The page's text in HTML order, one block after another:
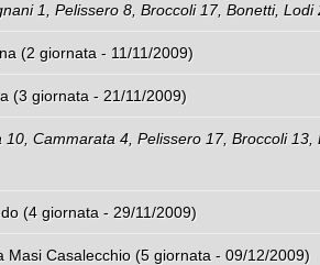
1, Pelissero 8, Broccoli 17, Bonetti,
(2 giornata - 11/11/2009)
(3 giornata - 21/11/2009)
Cammarata 4, Pelissero 17, Broccoli 13,
(4 giornata - 29/11/2009)
Masi Casalecchio (5 giornata - 09/12/2009)